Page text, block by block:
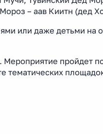
– аав Киитн (дед
или даже детьми на
Мероприятие пройдет
тематических